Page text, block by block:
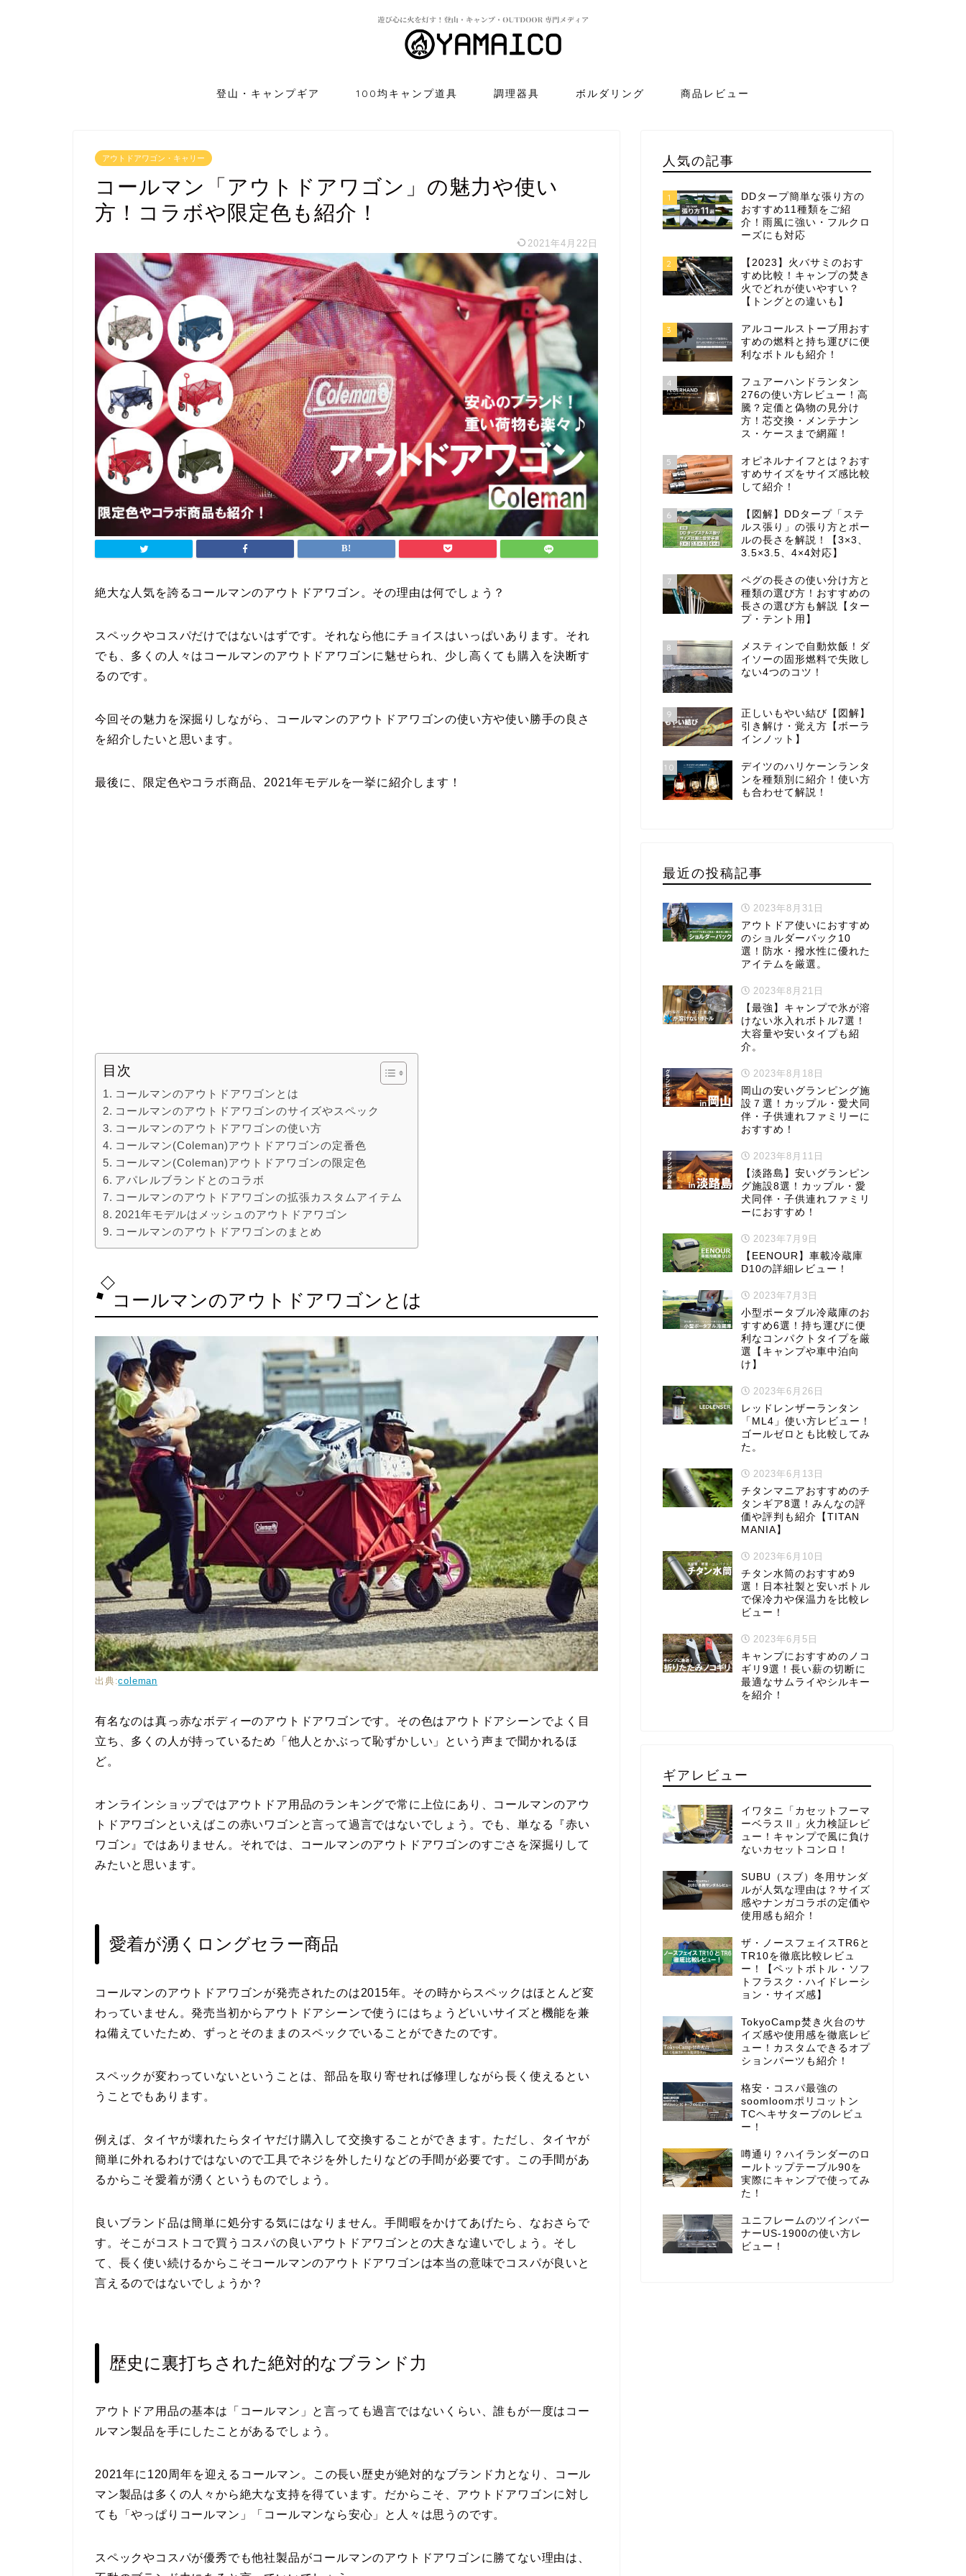
登山・キャンプギア 100均キャンプ道具 調理器具 ボルダリング 商品レビュー
アウトドアワゴン・キャリー
コールマン「アウトドアワゴン」の魅力や使い
方！コラボや限定色も紹介！
2021年4月22日
絶大な人気を誇るコールマンのアウトドアワゴン。その理由は何でしょう？
スペックやコスパだけではないはずです。それなら他にチョイスはいっぱいあります。それ
でも、多くの人々はコールマンのアウトドアワゴンに魅せられ、少し高くても購入を決断す
るのです。
今回その魅力を深掘りしながら、コールマンのアウトドアワゴンの使い方や使い勝手の良さ
を紹介したいと思います。
最後に、限定色やコラボ商品、2021年モデルを一挙に紹介します！
目次
コールマンのアウトドアワゴンとは
コールマンのアウトドアワゴンのサイズやスペック
コールマンのアウトドアワゴンの使い方
コールマン(Coleman)アウトドアワゴンの定番色
コールマン(Coleman)アウトドアワゴンの限定色
アパレルブランドとのコラボ
コールマンのアウトドアワゴンの拡張カスタムアイテム
2021年モデルはメッシュのアウトドアワゴン
コールマンのアウトドアワゴンのまとめ
コールマンのアウトドアワゴンとは
出典:coleman
有名なのは真っ赤なボディーのアウトドアワゴンです。その色はアウトドアシーンでよく目
立ち、多くの人が持っているため「他人とかぶって恥ずかしい」という声まで聞かれるほ
ど。
オンラインショップではアウトドア用品のランキングで常に上位にあり、コールマンのアウ
トドアワゴンといえばこの赤いワゴンと言って過言ではないでしょう。でも、単なる『赤い
ワゴン』ではありません。それでは、コールマンのアウトドアワゴンのすごさを深掘りして
みたいと思います。
愛着が湧くロングセラー商品
コールマンのアウトドアワゴンが発売されたのは2015年。その時からスペックはほとんど変
わっていません。発売当初からアウトドアシーンで使うにはちょうどいいサイズと機能を兼
ね備えていたため、ずっとそのままのスペックでいることができたのです。
スペックが変わっていないということは、部品を取り寄せれば修理しながら長く使えるとい
うことでもあります。
例えば、タイヤが壊れたらタイヤだけ購入して交換することができます。ただし、タイヤが
簡単に外れるわけではないので工具でネジを外したりなどの手間が必要です。この手間があ
るからこそ愛着が湧くというものでしょう。
良いブランド品は簡単に処分する気にはなりません。手間暇をかけてあげたら、なおさらで
す。そこがコストコで買うコスパの良いアウトドアワゴンとの大きな違いでしょう。そし
て、長く使い続けるからこそコールマンのアウトドアワゴンは本当の意味でコスパが良いと
言えるのではないでしょうか？
歴史に裏打ちされた絶対的なブランド力
アウトドア用品の基本は「コールマン」と言っても過言ではないくらい、誰もが一度はコー
ルマン製品を手にしたことがあるでしょう。
2021年に120周年を迎えるコールマン。この長い歴史が絶対的なブランド力となり、コール
マン製品は多くの人々から絶大な支持を得ています。だからこそ、アウトドアワゴンに対し
ても「やっぱりコールマン」「コールマンなら安心」と人々は思うのです。
スペックやコスパが優秀でも他社製品がコールマンのアウトドアワゴンに勝てない理由は、
人気の記事
1
DDタープ簡単な張り方の
おすすめ11種類をご紹
介！雨風に強い・フルクロ
ーズにも対応
2
【2023】火バサミのおす
すめ比較！キャンプの焚き
火でどれが使いやすい？
【トングとの違いも】
3
アルコールストーブ用おす
すめの燃料と持ち運びに便
利なボトルも紹介！
4
フュアーハンドランタン
276の使い方レビュー！高
騰？定価と偽物の見分け
方！芯交換・メンテナン
ス・ケースまで網羅！
5
オピネルナイフとは？おす
すめサイズをサイズ感比較
して紹介！
6
【図解】DDタープ「ステ
ルス張り」の張り方とポー
ルの長さを解説！【3×3、
3.5×3.5、4×4対応】
7
ペグの長さの使い分け方と
種類の選び方！おすすめの
長さの選び方も解説【ター
プ・テント用】
8
メスティンで自動炊飯！ダ
イソーの固形燃料で失敗し
ない4つのコツ！
9
正しいもやい結び【図解】
引き解け・覚え方【ボーラ
インノット】
10
デイツのハリケーンランタ
ンを種類別に紹介！使い方
も合わせて解説！
最近の投稿記事
2023年8月31日
アウトドア使いにおすすめ
のショルダーバック10
選！防水・撥水性に優れた
アイテムを厳選。
2023年8月21日
【最強】キャンプで氷が溶
けない氷入れボトル7選！
大容量や安いタイプも紹
介。
2023年8月18日
岡山の安いグランピング施
設７選！カップル・愛犬同
伴・子供連れファミリーに
おすすめ！
2023年8月11日
【淡路島】安いグランピン
グ施設8選！カップル・愛
犬同伴・子供連れファミリ
ーにおすすめ！
2023年7月9日
【EENOUR】車載冷蔵庫
D10の詳細レビュー！
2023年7月3日
小型ポータブル冷蔵庫のお
すすめ6選！持ち運びに便
利なコンパクトタイプを厳
選【キャンプや車中泊向
け】
2023年6月26日
レッドレンザーランタン
「ML4」使い方レビュー！
ゴールゼロとも比較してみ
た。
2023年6月13日
チタンマニアおすすめのチ
タンギア8選！みんなの評
価や評判も紹介【TITAN
MANIA】
2023年6月10日
チタン水筒のおすすめ9
選！日本社製と安いボトル
で保冷力や保温力を比較レ
ビュー！
2023年6月5日
キャンプにおすすめのノコ
ギリ9選！長い薪の切断に
最適なサムライやシルキー
を紹介！
ギアレビュー
イワタニ「カセットフーマ
ーベラスⅡ」火力検証レビ
ュー！キャンプで風に負け
ないカセットコンロ！
SUBU（スブ）冬用サンダ
ルが人気な理由は？サイズ
感やナンガコラボの定価や
使用感も紹介！
ザ・ノースフェイスTR6と
TR10を徹底比較レビュ
ー！【ペットボトル・ソフ
トフラスク・ハイドレーシ
ョン・サイズ感】
TokyoCamp焚き火台のサ
イズ感や使用感を徹底レビ
ュー！カスタムできるオプ
ションパーツも紹介！
格安・コスパ最強の
soomloomポリコットン
TCヘキサタープのレビュ
ー！
噂通り？ハイランダーのロ
ールトップテーブル90を
実際にキャンプで使ってみ
た！
ユニフレームのツインバー
ナーUS-1900の使い方レ
ビュー！